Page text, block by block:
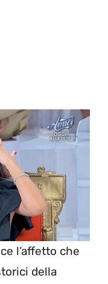
l’affetto che
della